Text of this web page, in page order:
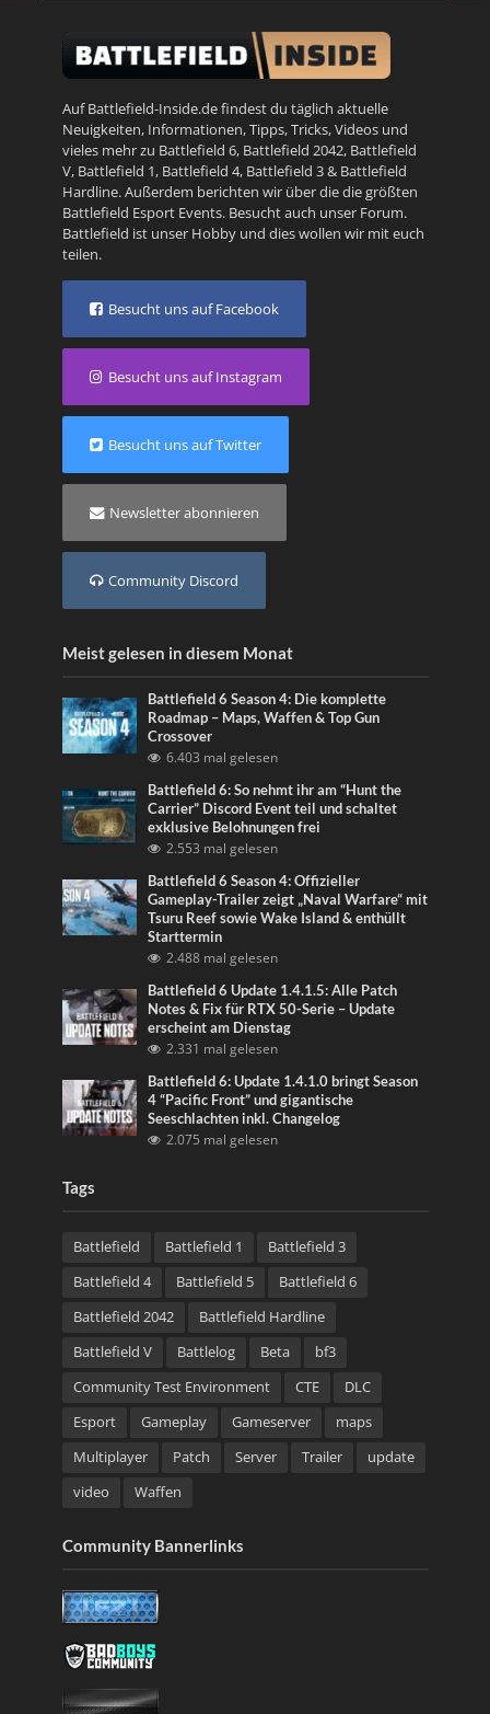
Auf Battlefield-Inside.de findest du täglich aktuelle
Neuigkeiten, Informationen, Tipps, Tricks, Videos und
vieles mehr zu Battlefield 6, Battlefield 2042, Battlefield
V, Battlefield 1, Battlefield 4, Battlefield 3& Battlefield
Hardline. Außerdem berichten wir über die die größten
Battlefield Esport Events. Besucht auch unser Forum.
Battlefield ist unser Hobby und dies wollen wir mit euch
teilen.
Besucht uns auf Facebook
Besucht uns auf Instagram
Besucht uns auf Twitter
Newsletter abonnieren
Community Discord
Meist gelesen in diesem Monat
Battlefield 6 Season 4: Die komplette
Roadmap – Maps, Waffen & Top Gun
Crossover
6.403 mal gelesen
Battlefield 6: So nehmt ihr am “Hunt the
Carrier” Discord Event teil und schaltet
exklusive Belohnungen frei
2.553 mal gelesen
Battlefield 6 Season 4: Offizieller
Gameplay-Trailer zeigt „Naval Warfare“ mit
Tsuru Reef sowie Wake Island & enthüllt
Starttermin
2.488 mal gelesen
Battlefield 6 Update 1.4.1.5: Alle Patch
Notes & Fix für RTX 50-Serie – Update
erscheint am Dienstag
2.331 mal gelesen
Battlefield 6: Update 1.4.1.0 bringt Season
4 “Pacific Front” und gigantische
Seeschlachten inkl. Changelog
2.075 mal gelesen
Tags
Battlefield Battlefield 1
Battlefield 3
Battlefield 4
Battlefield 5
Battlefield 6
Battlefield 2042
Battlefield Hardline
Battlefield V
Battlelog Beta
bf3
Community Test Environment
CTE
DLC
Esport
Gameplay Gameserver
maps
Multiplayer
Patch Server Trailer
update
video
Waffen
Community Bannerlinks